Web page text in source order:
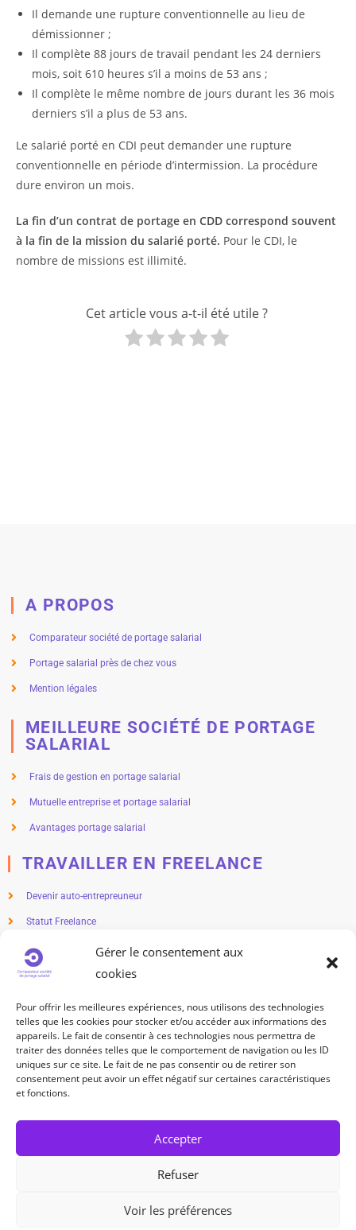
Gérer le consentement aux
cookies
Pour offrir les meilleures expériences, nous utilisons des technologies
telles que les cookies pour stocker et/ou accéder aux informations des
appareils. Le fait de consentir à ces technologies nous permettra de
traiter des données telles que le comportement de navigation ou les ID
uniques sur ce site. Le fait de ne pas consentir ou de retirer son
consentement peut avoir un effet négatif sur certaines caractéristiques
et fonctions.
Accepter
Refuser
Voir les préférences
Il demande une rupture conventionnelle au lieu de
démissionner ;
Il complète 88 jours de travail pendant les 24 derniers
mois, soit 610 heures s’il a moins de 53 ans ;
Il complète le même nombre de jours durant les 36 mois
derniers s’il a plus de 53 ans.
Le salarié porté en CDI peut demander une rupture
conventionnelle en période d’intermission. La procédure
dure environ un mois.
La fin d’un contrat de portage en CDD correspond souvent
à la fin de la mission du salarié porté. Pour le CDI, le
nombre de missions est illimité.
Cet article vous a-t-il été utile ?
A PROPOS
Comparateur société de portage salarial
Portage salarial près de chez vous
Mention légales
MEILLEURE SOCIÉTÉ DE PORTAGE
SALARIAL
Frais de gestion en portage salarial
Mutuelle entreprise et portage salarial
Avantages portage salarial
TRAVAILLER EN FREELANCE
Devenir auto-entrepreuneur
Statut Freelance
Métier en freelance
Freelance salaire
TRAVAILLEUR INDÉPENDANT
Statut travailleur indépendant
Métier indépendant